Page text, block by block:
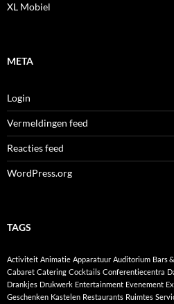
XL Mobiel
META
Login
Vermeldingen feed
Reacties feed
WordPress.org
TAGS
Activiteit Animatie Apparatuur Auditorium Bars
Cabaret Catering Cocktails Conferentiecentra
Drankjes Drukwerk Entertainment Evenement
Geschenken Kastelen Restaurants Ruimtes